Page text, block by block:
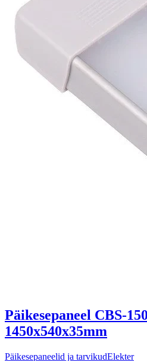
Päikesepaneel CBS-
1450x540x35mm
Päikesepaneelid ja tarvikudElekter